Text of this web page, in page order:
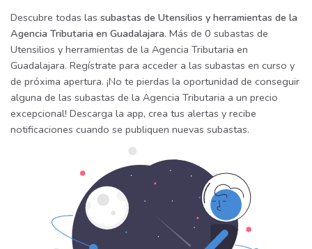
Descubre todas las subastas de Utensilios y herramientas de la
Agencia Tributaria en Guadalajara. Más de 0 subastas de
Utensilios y herramientas de la Agencia Tributaria en
Guadalajara. Regístrate para acceder a las subastas en curso y
de próxima apertura. ¡No te pierdas la oportunidad de conseguir
alguna de las subastas de la Agencia Tributaria a un precio
excepcional! Descarga la app, crea tus alertas y recibe
notificaciones cuando se publiquen nuevas subastas.